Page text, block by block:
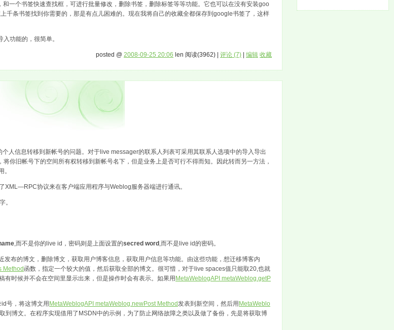
一个书签快速查找框，可进行批量修改，删除书签，删除标签等等功能。它也可以在没有安装goo
条书签找到你需要的，那是有点儿困难的。现在我将自己的收藏全都保存到google书签了，这样
功能的，很简单。
posted @ 2008-09-25 20:06 len 阅读(3962) | 评论 (7) 编辑 收藏
人信息转移到新帐号的问题。对于live messager的联系人列表可采用其联系人选项中的导入导出
你旧帐号下的空间所有权转移到新帐号名下，但是业务上是否可行不得而知。因此转而另一方法，
。
协议来在客户端应用程序与Weblog服务器端进行通讯。
。
,而不是你的live id，密码则是上面设置的secred word ,而不是live id的密码。
布的博文，删除博文，获取用户博客信息，获取用户信息等功能。由这些功能，想迁移博客内
Method函数，指定一个较大的值，然后获取全部的博文。很可惜，对于live spaces值只能取20,也就
时候并不会在空间里显示出来，但是操作时会有表示。如果用 MetaWeblogAPI metaWeblog.getP
号，将这博文用 MetaWeblogAPI metaWeblog.newPost Method发表到新空间，然后用 MetaWeblo
博文。在程序实现借用了MSDN中的示例，为了防止网络故障之类以及做了备份，先是将获取博